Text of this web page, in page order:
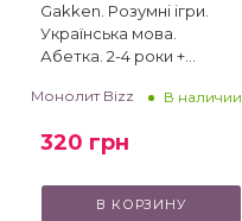
Gakken. Розумні ігри.
Українська мова.
Абетка. 2-4 роки +
сторінки для малювання
Монолит Bizz В наличии
320 грн
В КОРЗИНУ